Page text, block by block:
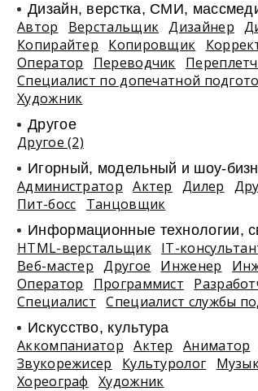
Дизайн, верстка, СМИ,
Автор Верстальщик Дизайнер
Копирайтер
Копировщик
Оператор
Переводчик
Специалист по допечатной
Художник
Другое
Другое (2)
Игорный, модельный и шоу-
Администратор Актер Дилер
Пит-босс
Танцовщик
Информационные технологии,
HTML-верстальщик IT-
Веб-мастер
Другое Инженер
Оператор
Программист
Специалист
Специалист службы
Искусство, культура
Аккомпаниатор Актер Аниматор
Звукорежисер
Культуролог
Хореограф
Художник